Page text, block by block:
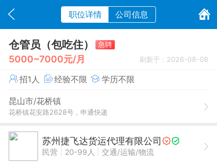
职位详情 公司信息
仓管员（包吃住） 急聘
5000~7000元/月 刷新于：2026-08-08
招1人 经验不限 学历不限
昆山市/花桥镇
花桥镇花安路2628号，申通快递
苏州捷飞达货运代理有限公司
民营 20-99人 交通/运输/物流